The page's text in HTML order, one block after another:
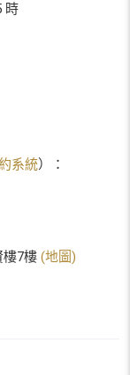
時
系統）：
樓7樓 (地圖)